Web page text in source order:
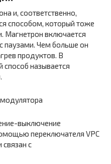
и, соответственно,
способом, который тоже
Магнетрон включается
паузами. Чем больше он
продуктов. В
способ называется
выключение
переключателя VPC
связан с